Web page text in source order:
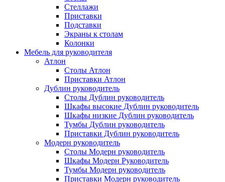
Стеллажи
Приставки
Подставки
Экраны к столам
Колонки
Мебель для руководителя
Атлон
Столы Атлон
Приставки Атлон
Дублин руководитель
Столы Дублин руководитель
Шкафы высокие Дублин руководитель
Шкафы низкие Дублин руководитель
Тумбы Дублин руководитель
Приставки Дублин руководитель
Модерн руководитель
Столы Модерн руководитель
Шкафы Модерн Руководитель
Тумбы Модерн руководитель
Приставки Модерн руководитель